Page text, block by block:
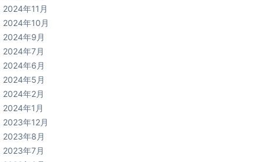
2024年11月
2024年10月
2024年9月
2024年7月
2024年6月
2024年5月
2024年2月
2024年1月
2023年12月
2023年8月
2023年7月